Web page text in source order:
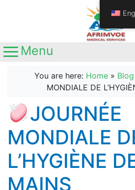
Call us
+237681345641
Location
Nkolbisson, Carrefour Station Ola
Main Navigation
Menu
You are here: Home» Blog
MONDIALE DE
JOURNÉE
MONDIALE
L’HYGIÈNE
MAINS